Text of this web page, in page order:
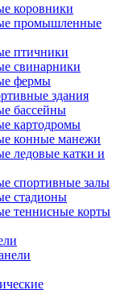
коровники
промышленные
птичники
свинарники
фермы
здания
бассейны
картодромы
конные манежи
ледовые катки и
спортивные залы
стадионы
теннисные корты